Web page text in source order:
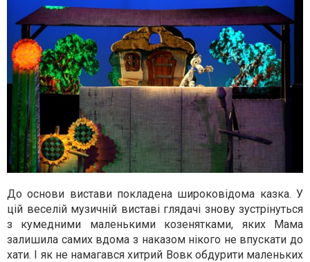
До основи вистави покладена широковідома казка. У
цій веселій музичній виставі глядачі знову зустрінуться
з кумедними маленькими козенятками, яких Мама
залишила самих вдома з наказом нікого не впускати до
хати. І як не намагався хитрий Вовк обдурити маленьких